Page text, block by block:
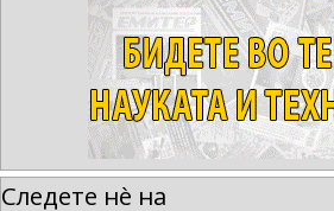
Следете нè на